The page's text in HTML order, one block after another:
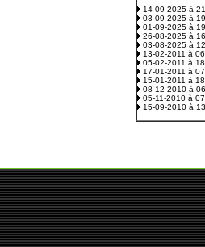
14-09-2025 à
03-09-2025 à
01-09-2025 à
26-08-2025 à
03-08-2025 à
13-02-2011 à
05-02-2011 à
17-01-2011 à
15-01-2011 à
08-12-2010 à
05-11-2010 à
15-09-2010 à